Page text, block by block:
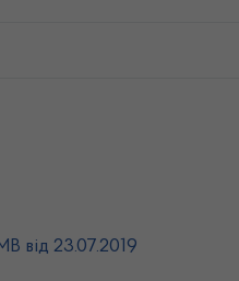
від 23.07.2019